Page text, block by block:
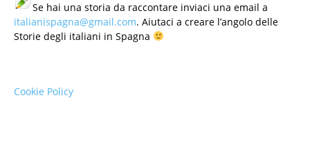
Se hai una storia da raccontare inviaci una email a
italianispagna@gmail.com. Aiutaci a creare l’angolo delle
Storie degli italiani in Spagna
Cookie Policy